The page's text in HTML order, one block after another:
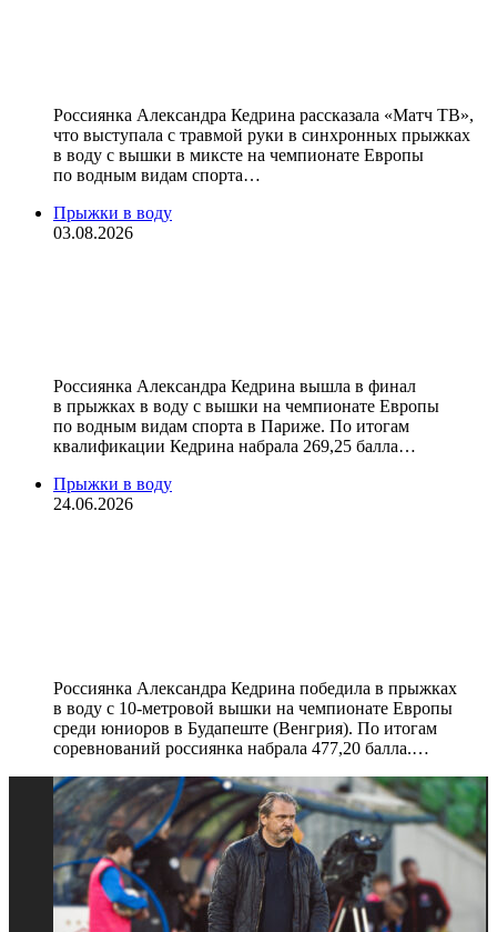
Россиянка Александра Кедрина рассказала «Матч ТВ»,
что выступала с травмой руки в синхронных прыжках
в воду с вышки в миксте на чемпионате Европы
по водным видам спорта…
Прыжки в воду
03.08.2026
Россиянка Александра Кедрина вышла в финал
в прыжках в воду с вышки на чемпионате Европы
по водным видам спорта в Париже. По итогам
квалификации Кедрина набрала 269,25 балла…
Прыжки в воду
24.06.2026
Россиянка Александра Кедрина победила в прыжках
в воду с 10‑метровой вышки на чемпионате Европы
среди юниоров в Будапеште (Венгрия). По итогам
соревнований россиянка набрала 477,20 балла.…